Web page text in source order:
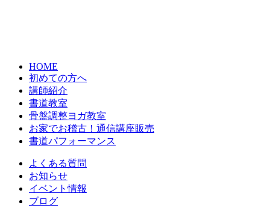
HOME
初めての方へ
講師紹介
書道教室
骨盤調整ヨガ教室
お家でお稽古！通信講座販売
書道パフォーマンス
よくある質問
お知らせ
イベント情報
ブログ